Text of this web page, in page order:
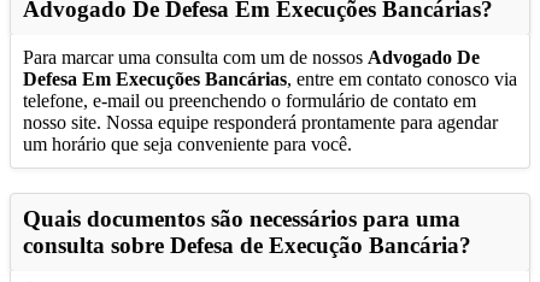
Advogado De Defesa Em Execuções Bancárias?
Para marcar uma consulta com um de nossos Advogado De
Defesa Em Execuções Bancárias, entre em contato conosco via
telefone, e-mail ou preenchendo o formulário de contato em
nosso site. Nossa equipe responderá prontamente para agendar
um horário que seja conveniente para você.
Quais documentos são necessários para uma
consulta sobre Defesa de Execução Bancária?